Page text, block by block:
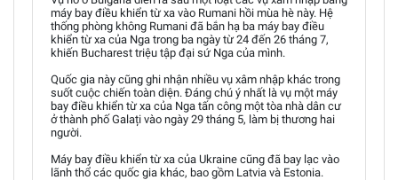
máy bay điều khiển từ xa vào Rumani hồi mùa hè này. Hệ
thống phòng không Rumani đã bắn hạ ba máy bay điều
khiển từ xa của Nga trong ba ngày từ 24 đến 26 tháng 7,
khiến Bucharest triệu tập đại sứ Nga của mình.
Quốc gia này cũng ghi nhận nhiều vụ xâm nhập khác trong
suốt cuộc chiến toàn diện. Đáng chú ý nhất là vụ một máy
bay điều khiển từ xa của Nga tấn công một tòa nhà dân cư
ở thành phố Galați vào ngày 29 tháng 5, làm bị thương hai
người.
Máy bay điều khiển từ xa của Ukraine cũng đã bay lạc vào
lãnh thổ các quốc gia khác, bao gồm Latvia và Estonia.